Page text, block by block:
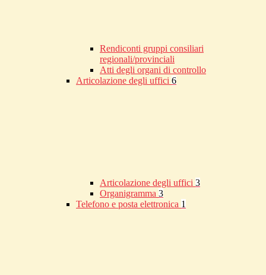
Rendiconti gruppi consiliari
regionali/provinciali
Atti degli organi di controllo
Articolazione degli uffici 6
Articolazione degli uffici 3
Organigramma 3
Telefono e posta elettronica 1